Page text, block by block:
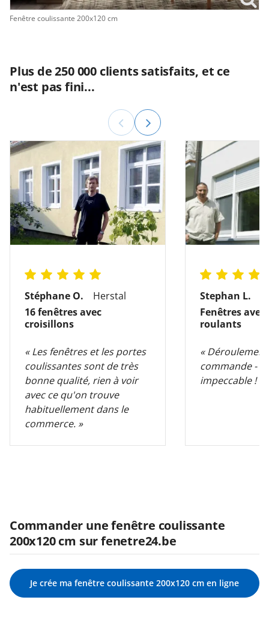
Fenêtre coulissante 200x120 cm
Plus de 250 000 clients satisfaits, et ce
n'est pas fini...
Stéphane O.
Herstal
16 fenêtres avec
croisillons
« Les fenêtres et les portes
coulissantes sont de très
bonne qualité, rien à voir
avec ce qu'on trouve
habituellement dans le
commerce. »
Stephan L.
Fenêtres
roulants
«
commande -
impeccable ! »
Commander une fenêtre coulissante
200x120 cm sur fenetre24.be
Je crée ma fenêtre coulissante 200x120 cm en ligne